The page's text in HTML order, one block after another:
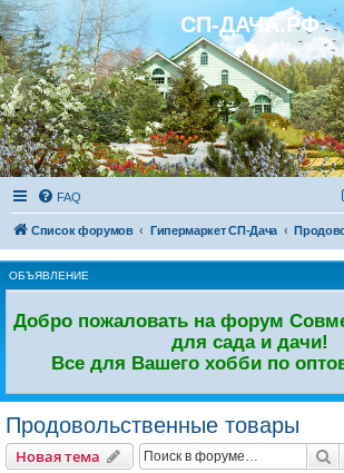
Регистрация СП-ДАЧА.РФ
FAQ
Список форумов Гипермаркет СП-Дача
ОБЪЯВЛЕНИЕ
Добро пожаловать на форум
для сада и дачи!
Все для Вашего хобби по
Продовольственные товары
Новая тема
Новаятема